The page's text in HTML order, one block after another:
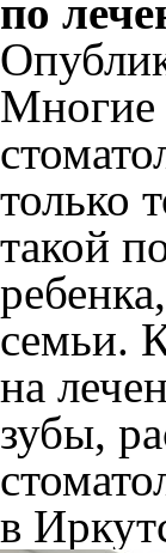
по
Многие
только
такой
семьи.
на
зубы,
в